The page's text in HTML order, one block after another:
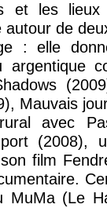
et les lieux
de
: elle
argentique
Mauvais
avec
(2008),
film
MuMa (Le